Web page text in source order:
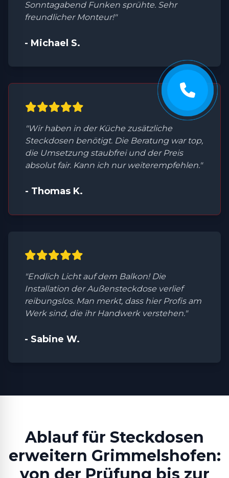
Sonntagabend Funken sprühte. Sehr
freundlicher Monteur!"
- Michael S.
"Wir haben in der Küche zusätzliche
Steckdosen benötigt. Die Beratung war top,
die Umsetzung staubfrei und der Preis
absolut fair. Kann ich nur weiterempfehlen."
- Thomas K.
"Endlich Licht auf dem Balkon! Die
Installation der Außensteckdose verlief
reibungslos. Man merkt, dass hier Profis am
Werk sind, die ihr Handwerk verstehen."
- Sabine W.
Ablauf für Steckdosen
erweitern Grimmelshofen:
von der Prüfung bis zur